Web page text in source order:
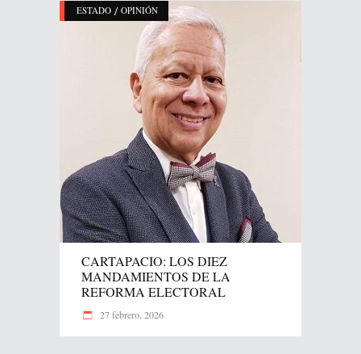
ESTADO / OPINIÓN
CARTAPACIO: LOS DIEZ
MANDAMIENTOS DE LA
REFORMA ELECTORAL
27 febrero, 2026